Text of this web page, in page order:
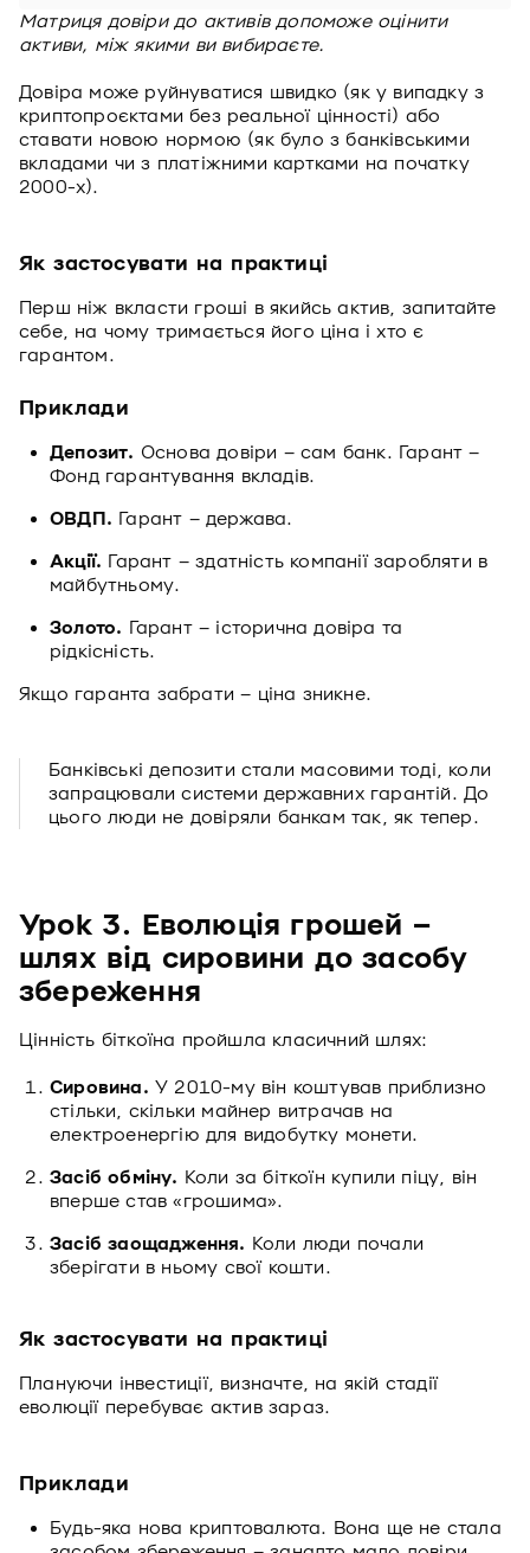
Матриця довіри до активів допоможе оцінити
активи, між якими ви вибираєте.
Довіра може руйнуватися швидко (як у випадку з
криптопроєктами без реальної цінності) або
ставати новою нормою (як було з банківськими
вкладами чи з платіжними картками на початку
2000-х).
Як застосувати на практиці
Перш ніж вкласти гроші в якийсь актив, запитайте
себе, на чому тримається його ціна і хто є
гарантом.
Приклади
Депозит. Основа довіри – сам банк. Гарант –
Фонд гарантування вкладів.
ОВДП. Гарант – держава.
Акції. Гарант – здатність компанії заробляти в
майбутньому.
Золото. Гарант – історична довіра та
рідкісність.
Якщо гаранта забрати – ціна зникне.
Банківські депозити стали масовими тоді, коли
запрацювали системи державних гарантій. До
цього люди не довіряли банкам так, як тепер.
Урок 3. Еволюція грошей –
шлях від сировини до засобу
збереження
Цінність біткоїна пройшла класичний шлях:
Сировина. У 2010-му він коштував приблизно
стільки, скільки майнер витрачав на
електроенергію для видобутку монети.
Засіб обміну. Коли за біткоїн купили піцу, він
вперше став «грошима».
Засіб заощадження. Коли люди почали
зберігати в ньому свої кошти.
Як застосувати на практиці
Плануючи інвестиції, визначте, на якій стадії
еволюції перебуває актив зараз.
Приклади
Будь-яка нова криптовалюта. Вона ще не стала